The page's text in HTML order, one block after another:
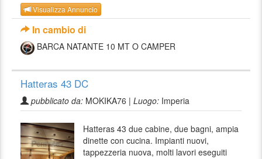
Visualizza Annuncio
In cambio di
BARCA NATANTE 10 MT O CAMPER
Hatteras 43 DC
pubblicato da: MOKIKA76 | Luogo: Imperia
Hatteras 43 due cabine, due bagni, ampia
dinette con cucina. Impianti nuovi,
tappezzeria nuova, molti lavori eseguiti